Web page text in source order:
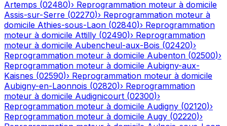
Artemps (02480)› Reprogrammation moteur à domicile
Assis-sur-Serre (02270)› Reprogrammation moteur à
domicile Athies-sous-Laon (02840)› Reprogrammation
moteur à domicile Attilly (02490)› Reprogrammation
moteur à domicile Aubencheul-aux-Bois (02420)›
Reprogrammation moteur à domicile Aubenton (02500)›
Reprogrammation moteur à domicile Aubigny-aux-
Kaisnes (02590)› Reprogrammation moteur à domicile
Aubigny-en-Laonnois (02820)› Reprogrammation
moteur à domicile Audignicourt (02300)›
Reprogrammation moteur à domicile Audigny (02120)›
Reprogrammation moteur à domicile Augy (02220)›